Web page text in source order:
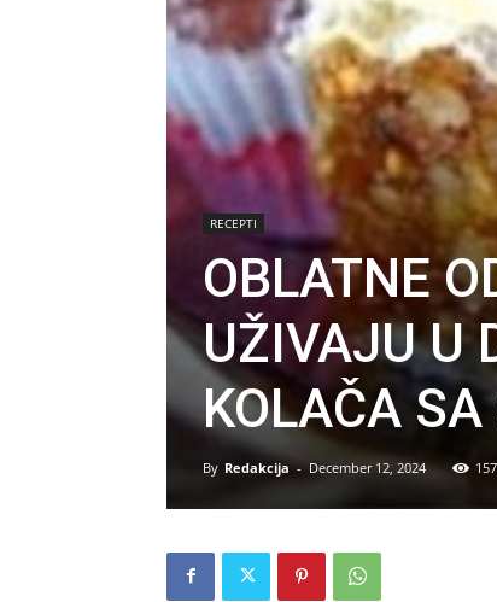
RECEPTI
OBLATNE
UŽIVAJU U
KOLAČA
By Redakcija - December 12, 2024